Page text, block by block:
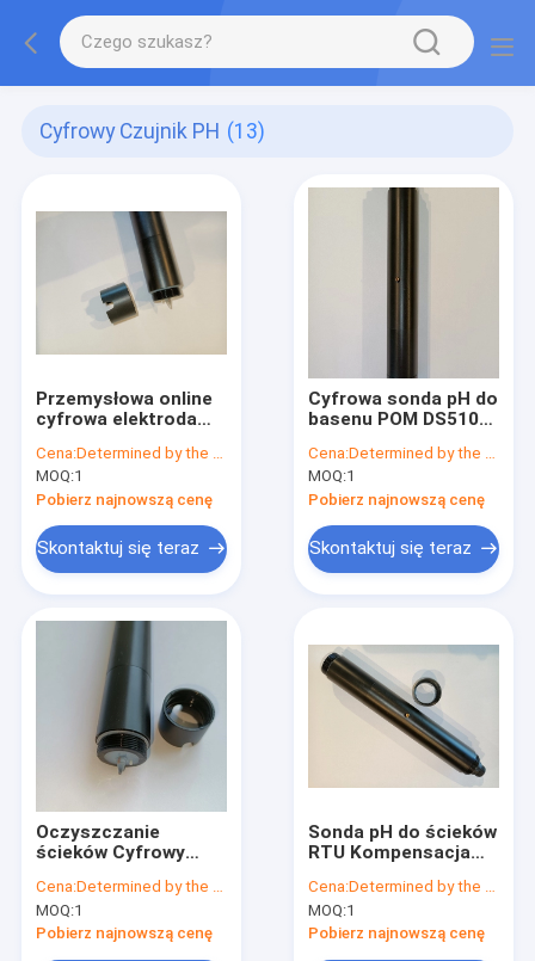
Cyfrowy Czujnik PH (13)
Przemysłowa online
cyfrowa elektroda
Pure Warter
Treament
Cena:Determined by the number of specific orders
MOQ:1
Pobierz najnowszą cenę
Skontaktuj się teraz
Cyfrowa sonda pH do
basenu POM DS510
Cena:Determined by the number of specific orders
MOQ:1
Pobierz najnowszą cenę
Skontaktuj się teraz
Oczyszczanie
ścieków Cyfrowy
kompensacja
temperatury czujnika
PH
Cena:Determined by the number of specific orders
MOQ:1
Pobierz najnowszą cenę
Sonda pH do ścieków
RTU Kompensacja
Cena:Determined by the number of specific orders
MOQ:1
Pobierz najnowszą cenę